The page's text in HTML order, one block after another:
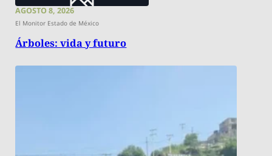
AGOSTO 8, 2026
El Monitor Estado de México
Árboles: vida y futuro